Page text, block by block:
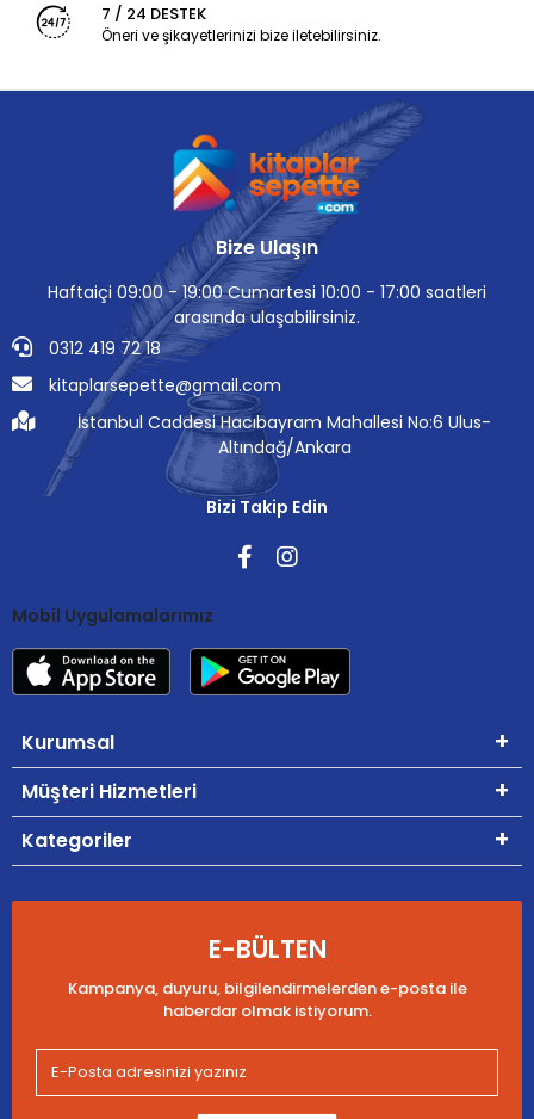
7 / 24 DESTEK
Öneri ve şikayetlerinizi bize iletebilirsiniz.
Bize Ulaşın
Haftaiçi 09:00 - 19:00 Cumartesi 10:00 - 17:00 saatleri
arasında ulaşabilirsiniz.
0312 419 72 18
kitaplarsepette@gmail.com
İstanbul Caddesi Hacıbayram Mahallesi No:6 Ulus-
Altındağ/Ankara
Bizi Takip Edin
Mobil Uygulamalarımız
Kurumsal
Müşteri Hizmetleri
Kategoriler
E-BÜLTEN
Kampanya, duyuru, bilgilendirmelerden e-posta ile
haberdar olmak istiyorum.